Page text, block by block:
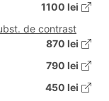
1100 lei
de contrast
870 lei
790 lei
450 lei